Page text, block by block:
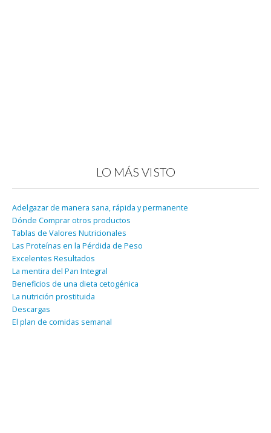
LO MÁS VISTO
Adelgazar de manera sana, rápida y permanente
Dónde Comprar otros productos
Tablas de Valores Nutricionales
Las Proteínas en la Pérdida de Peso
Excelentes Resultados
La mentira del Pan Integral
Beneficios de una dieta cetogénica
La nutrición prostituida
Descargas
El plan de comidas semanal